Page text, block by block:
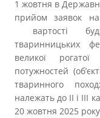
1 жовтня в
прийом заявок на
вартості
тваринницьких
великої
потужностей
тваринного
належать до ІІ і
20 жовтня 2025